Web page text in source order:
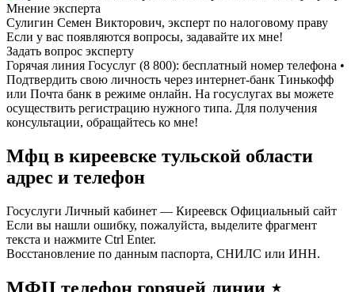
Мнение эксперта
Сулигин Семен Викторович, эксперт по налоговому праву
Если у вас появляются вопросы, задавайте их мне!
Задать вопрос эксперту
Горячая линия Госуслуг (8 800): бесплатный номер телефона •
Подтвердить свою личность через интернет-банк Тинькофф
или Почта банк в режиме онлайн. На госуслугах вы можете
осуществить регистрацию нужного типа. Для получения
консультации, обращайтесь ко мне!
Мфц в киреевске тульской области
адрес и телефон
Госуслуги Личный кабинет — Киреевск Официальный сайт
Если вы нашли ошибку, пожалуйста, выделите фрагмент
текста и нажмите Ctrl Enter.
Восстановление по данным паспорта, СНИЛС или ИНН.
МФЦ телефон горячей линии ⋆